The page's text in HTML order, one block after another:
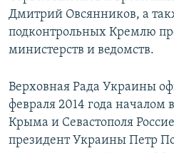
Дмитрий Овсянников, а
подконтрольных Кремлю
министерств и ведомств.
Верховная Рада Украины
февраля 2014 года
Крыма и Севастополя
президент Украины Петр